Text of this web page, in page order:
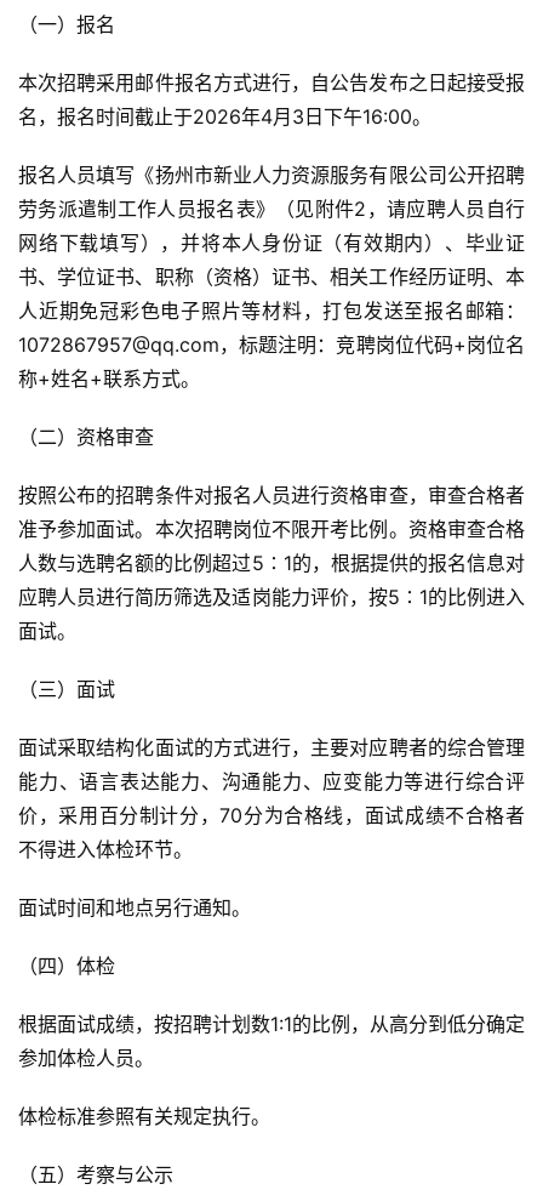
（一）报名
本次招聘采用邮件报名方式进行，自公告发布之日起接受报
名，报名时间截止于2026年4月3日下午16:00。
报名人员填写《扬州市新业人力资源服务有限公司公开招聘
劳务派遣制工作人员报名表》（见附件2，请应聘人员自行
网络下载填写），并将本人身份证（有效期内）、毕业证
书、学位证书、职称（资格）证书、相关工作经历证明、本
人近期免冠彩色电子照片等材料，打包发送至报名邮箱：
1072867957@qq.com，标题注明：竞聘岗位代码+岗位名
称+姓名+联系方式。
（二）资格审查
按照公布的招聘条件对报名人员进行资格审查，审查合格者
准予参加面试。本次招聘岗位不限开考比例。资格审查合格
人数与选聘名额的比例超过5∶1的，根据提供的报名信息对
应聘人员进行简历筛选及适岗能力评价，按5∶1的比例进入
面试。
（三）面试
面试采取结构化面试的方式进行，主要对应聘者的综合管理
能力、语言表达能力、沟通能力、应变能力等进行综合评
价，采用百分制计分，70分为合格线，面试成绩不合格者
不得进入体检环节。
面试时间和地点另行通知。
（四）体检
根据面试成绩，按招聘计划数1:1的比例，从高分到低分确定
参加体检人员。
体检标准参照有关规定执行。
（五）考察与公示